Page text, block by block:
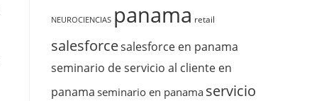
NEUROCIENCIAS panama retail
salesforcesalesforce en panama
seminario de servicio al cliente en
panama seminario en panama servicio